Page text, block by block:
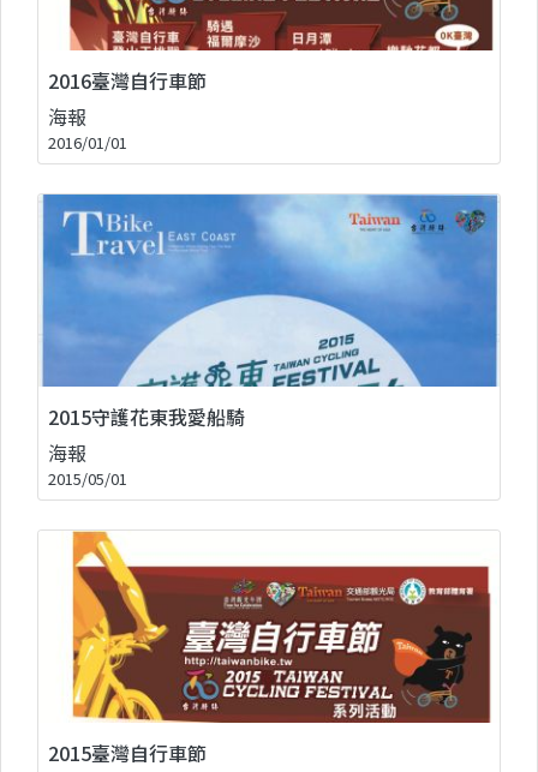
2016臺灣自行車節
海報
2016/01/01
2015守護花東我愛船騎
海報
2015/05/01
2015臺灣自行車節